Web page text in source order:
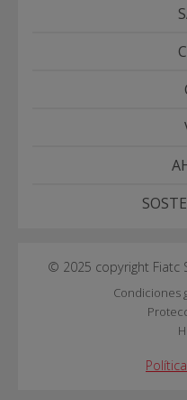
© 2025 copyright Fiatc
Condiciones